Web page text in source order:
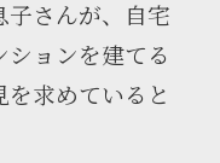
さんが、自宅
ョンを建てる
求めていると